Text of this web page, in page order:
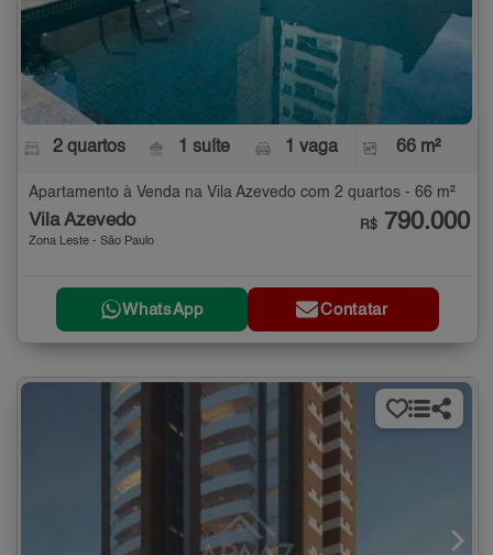
2 quartos 1 suíte 1 vaga 66 m²
Apartamento à Venda na Vila Azevedo com 2 quartos - 66 m²
Vila Azevedo
Zona Leste - São Paulo
R$ 790.000
WhatsApp Contatar